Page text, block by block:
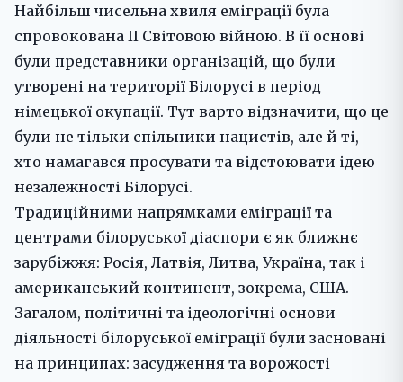
Найбільш чисельна хвиля еміграції була
спровокована ІІ Світовою війною. В її основі
були представники організацій, що були
утворені на території Білорусі в період
німецької окупації. Тут варто відзначити, що це
були не тільки спільники нацистів, але й ті,
хто намагався просувати та відстоювати ідею
незалежності Білорусі.
Традиційними напрямками еміграції та
центрами білоруської діаспори є як ближнє
зарубіжжя: Росія, Латвія, Литва, Україна, так і
американський континент, зокрема, США.
Загалом, політичні та ідеологічні основи
діяльності білоруської еміграції були засновані
на принципах: засудження та ворожості